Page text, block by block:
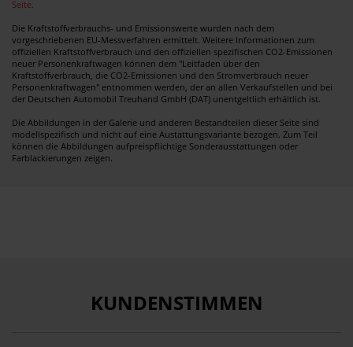
Seite.
Die Kraftstoffverbrauchs- und Emissionswerte wurden nach dem
vorgeschriebenen EU-Messverfahren ermittelt. Weitere Informationen zum
offiziellen Kraftstoffverbrauch und den offiziellen spezifischen CO2-Emissionen
neuer Personenkraftwagen können dem "Leitfaden über den
Kraftstoffverbrauch, die CO2-Emissionen und den Stromverbrauch neuer
Personenkraftwagen" entnommen werden, der an allen Verkaufstellen und bei
der Deutschen Automobil Treuhand GmbH (DAT) unentgeltlich erhältlich ist.
Die Abbildungen in der Galerie und anderen Bestandteilen dieser Seite sind
modellspezifisch und nicht auf eine Austattungsvariante bezogen. Zum Teil
können die Abbildungen aufpreispflichtige Sonderausstattungen oder
Farblackierungen zeigen.
KUNDENSTIMMEN